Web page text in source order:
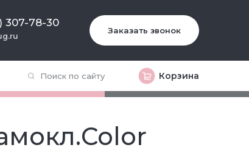
307-78-30
Заказать звонок
Корзина